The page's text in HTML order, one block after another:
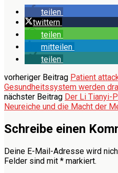
teilen
twittern
teilen
mitteilen
teilen
vorheriger Beitrag Patient
Gesundheitssystem werden
nächster Beitrag Der Li Tianyi-
Neureiche und die Macht der
Schreibe einen
Deine E-Mail-Adresse wird
Felder sind mit * markiert.